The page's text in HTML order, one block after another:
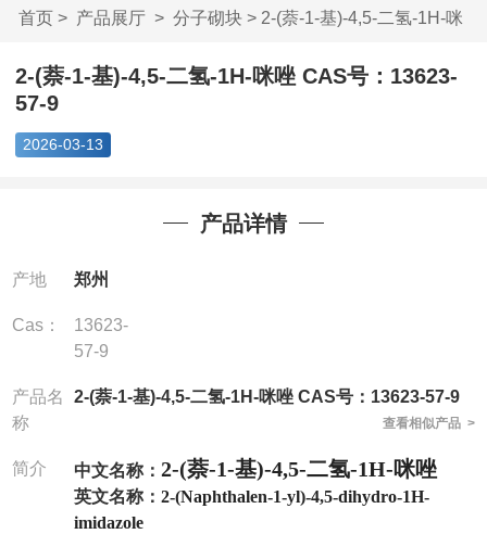
首页> 产品展厅> 分子砌块> 2-(萘-1-基)-4,5-二氢-1H-咪
唑...
2-(萘-1-基)-4,5-二氢-1H-咪唑 CAS号：13623-
57-9
2026-03-13
产品详情
产地 郑州
Cas：
13623-
57-9
产品名
称
2-(萘-1-基)-4,5-二氢-1H-咪唑 CAS号：13623-57-9
查看相似产品 >
简介 中文名称： 2-(萘-1-基)-4,5-二氢-1H-咪唑
英文名称： 2-(Naphthalen-1-yl)-4,5-dihydro-1H-
imidazole